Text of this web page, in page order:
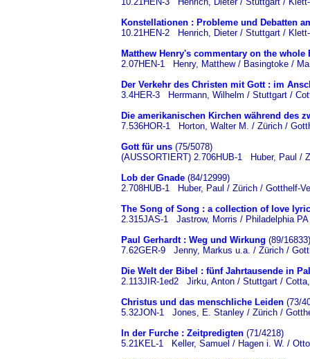
Konstellationen : Probleme und Debatten
10.21HEN-2 Henrich, Dieter / Stuttgart /
Matthew Henry's commentary on the
2.07HEN-1 Henry, Matthew / Basingtoke /
Der Verkehr des Christen mit Gott : im
3.4HER-3 Herrmann, Wilhelm / Stuttgart /
Die amerikanischen Kirchen während des
7.536HOR-1 Horton, Walter M. / Zürich /
Gott für uns (75/5078)
(AUSSORTIERT) 2.706HUB-1 Huber, Paul /
Lob der Gnade (84/12999)
2.708HUB-1 Huber, Paul / Zürich / Gotthelf-
The Song of Song : a collection of love
2.315JAS-1 Jastrow, Morris / Philadelphia
Paul Gerhardt : Weg und Wirkung (89/16833)
7.62GER-9 Jenny, Markus u.a. / Zürich /
Die Welt der Bibel : fünf Jahrtausende in
2.113JIR-1ed2 Jirku, Anton / Stuttgart /
Christus und das menschliche Leiden (73/
5.32JON-1 Jones, E. Stanley / Zürich /
In der Furche : Zeitpredigten (71/4218)
5.21KEL-1 Keller, Samuel / Hagen i. W. /